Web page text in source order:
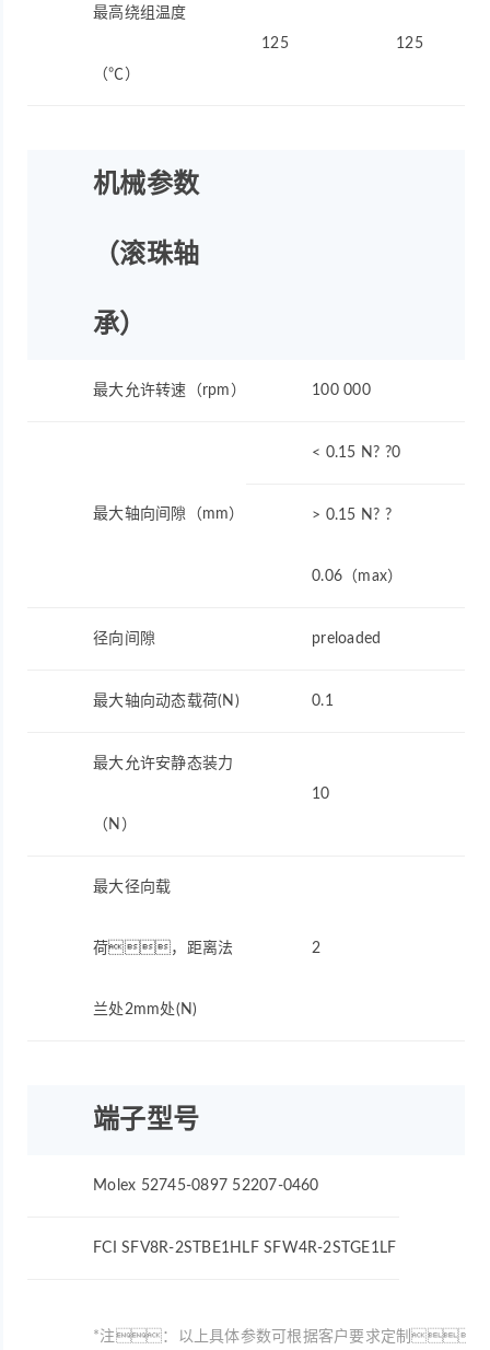
最高绕组温度
（℃）
125 125
机械参数
（滚珠轴
承）
最大允许转速（rpm） 100 000
最大轴向间隙（mm）
< 0.15 N? ?0
> 0.15 N? ?
0.06（max）
径向间隙 preloaded
最大轴向动态载荷(N) 0.1
最大允许安静态装力
（N）
10
最大径向载
荷，距离法
兰处2mm处(N)
2
端子型号
Molex 52745-0897 52207-0460
FCI SFV8R-2STBE1HLF SFW4R-2STGE1LF
*注：以上具体参数可根据客户要求定制